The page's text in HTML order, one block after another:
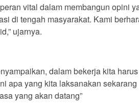
vital dalam membangun opini
di tengah masyarakat. Kami
ujarnya.
dalam bekerja kita
apa yang kita laksanakan
yang akan datang”